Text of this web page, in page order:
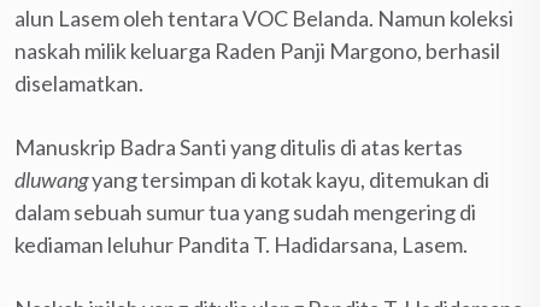
alun Lasem oleh tentara VOC Belanda. Namun koleksi
naskah milik keluarga Raden Panji Margono, berhasil
diselamatkan.
Manuskrip Badra Santi yang ditulis di atas kertas
dluwangyang tersimpan di kotak kayu, ditemukan di
dalam sebuah sumur tua yang sudah mengering di
kediaman leluhur Pandita T. Hadidarsana, Lasem.